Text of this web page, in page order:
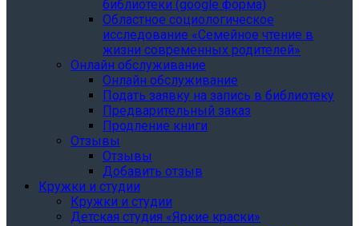
библиотеки (google форма)
Областное социологическое
исследование «Семейное чтение в
жизни современных родителей»
Онлайн обслуживание
Онлайн обслуживание
Подать заявку на запись в библиотеку
Предварительный заказ
Продление книги
Отзывы
Отзывы
Добавить отзыв
Кружки и студии
Кружки и студии
Детская студия «Яркие краски»